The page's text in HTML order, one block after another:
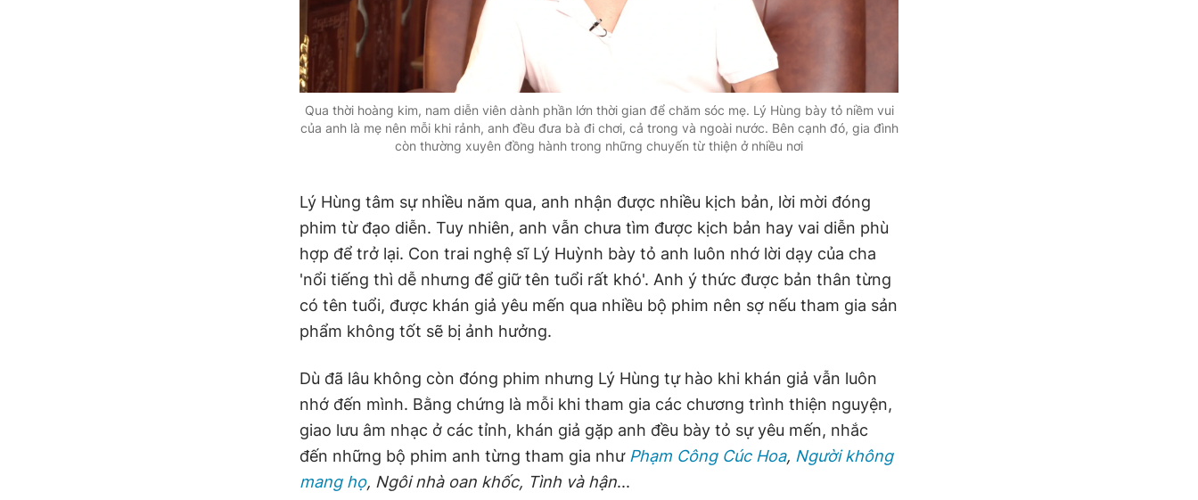
Qua thời hoàng kim, nam diễn viên dành phần lớn thời gian để chăm sóc mẹ. Lý Hùng bày tỏ niềm vui
của anh là mẹ nên mỗi khi rảnh, anh đều đưa bà đi chơi, cả trong và ngoài nước. Bên cạnh đó, gia đình
còn thường xuyên đồng hành trong những chuyến từ thiện ở nhiều nơi
Lý Hùng tâm sự nhiều năm qua, anh nhận được nhiều kịch bản, lời mời đóng
phim từ đạo diễn. Tuy nhiên, anh vẫn chưa tìm được kịch bản hay vai diễn phù
hợp để trở lại. Con trai nghệ sĩ Lý Huỳnh bày tỏ anh luôn nhớ lời dạy của cha
'nổi tiếng thì dễ nhưng để giữ tên tuổi rất khó'. Anh ý thức được bản thân từng
có tên tuổi, được khán giả yêu mến qua nhiều bộ phim nên sợ nếu tham gia sản
phẩm không tốt sẽ bị ảnh hưởng.
Dù đã lâu không còn đóng phim nhưng Lý Hùng tự hào khi khán giả vẫn luôn
nhớ đến mình. Bằng chứng là mỗi khi tham gia các chương trình thiện nguyện,
giao lưu âm nhạc ở các tỉnh, khán giả gặp anh đều bày tỏ sự yêu mến, nhắc
đến những bộ phim anh từng tham gia như Phạm Công Cúc Hoa, Người không
mang họ, Ngôi nhà oan khốc, Tình và hận...